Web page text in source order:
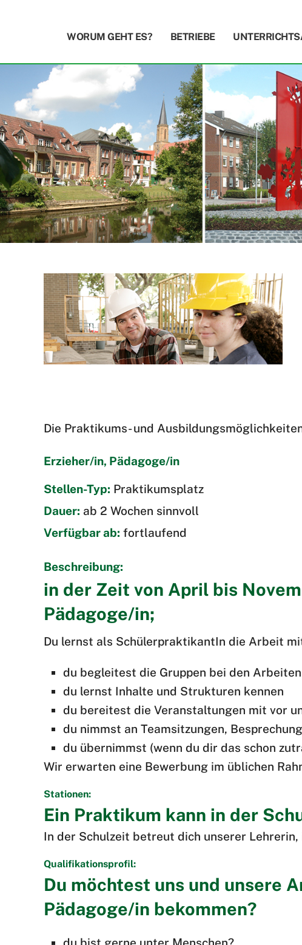
WORUM GEHT ES? BETRIEBE
Die Praktikums- und
Erzieher/in, Pädagoge/in
Stellen-Typ: Praktikumsplatz
Dauer: ab 2 Wochen sinnvoll
Verfügbar ab: fortlaufend
Beschreibung:
in der Zeit von April bis
Pädagoge/in;
Du lernst als SchülerpraktikantIn die Arbeit
du begleitest die Gruppen bei den
du lernst Inhalte und Strukturen kennen
du bereitest die Veranstaltungen mit vor
du nimmst an Teamsitzungen,
du übernimmst (wenn du dir das schon
Wir erwarten eine Bewerbung im üblichen
Stationen:
Ein Praktikum kann in der
In der Schulzeit betreut dich unserer
Qualifikationsprofil:
Du möchtest uns und unsere
Pädagoge/in bekommen?